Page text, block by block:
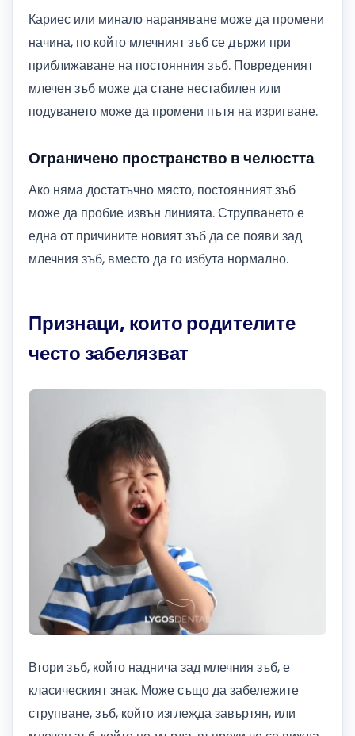
Кариес или минало нараняване може да промени
начина, по който млечният зъб се държи при
приближаване на постоянния зъб. Повреденият
млечен зъб може да стане нестабилен или
подуването може да промени пътя на изригване.
Ограничено пространство в челюстта
Ако няма достатъчно място, постоянният зъб
може да пробие извън линията. Струпването е
една от причините новият зъб да се появи зад
млечния зъб, вместо да го избута нормално.
Признаци, които родителите
често забелязват
Втори зъб, който наднича зад млечния зъб, е
класическият знак. Може също да забележите
струпване, зъб, който изглежда завъртян, или